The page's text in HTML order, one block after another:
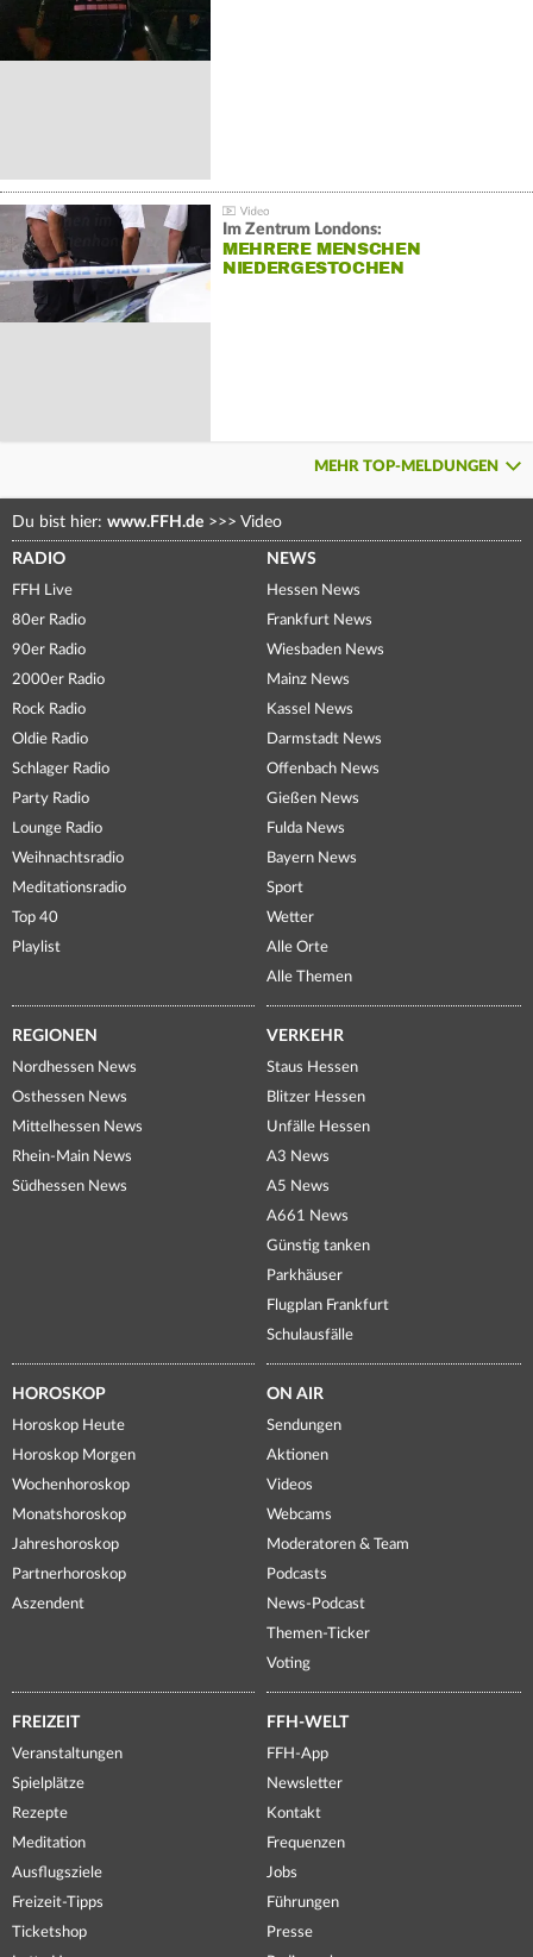
Im Zentrum Londons:
MEHRERE MENSCHEN
NIEDERGESTOCHEN
MEHR TOP-MELDUNGEN
Du bist hier: www.FFH.de >>> Video
RADIO
FFH Live
80er Radio
90er Radio
2000er Radio
Rock Radio
Oldie Radio
Schlager Radio
Party Radio
Lounge Radio
Weihnachtsradio
Meditationsradio
Top 40
Playlist
NEWS
Hessen News
Frankfurt News
Wiesbaden News
Mainz News
Kassel News
Darmstadt News
Offenbach News
Gießen News
Fulda News
Bayern News
Sport
Wetter
Alle Orte
Alle Themen
REGIONEN
Nordhessen News
Osthessen News
Mittelhessen News
Rhein-Main News
Südhessen News
VERKEHR
Staus Hessen
Blitzer Hessen
Unfälle Hessen
A3 News
A5 News
A661 News
Günstig tanken
Parkhäuser
Flugplan Frankfurt
Schulausfälle
HOROSKOP
Horoskop Heute
Horoskop Morgen
Wochenhoroskop
Monatshoroskop
Jahreshoroskop
Partnerhoroskop
Aszendent
ON AIR
Sendungen
Aktionen
Videos
Webcams
Moderatoren & Team
Podcasts
News-Podcast
Themen-Ticker
Voting
FREIZEIT
Veranstaltungen
Spielplätze
Rezepte
Meditation
Ausflugsziele
Freizeit-Tipps
Ticketshop
FFH-WELT
FFH-App
Newsletter
Kontakt
Frequenzen
Jobs
Führungen
Presse